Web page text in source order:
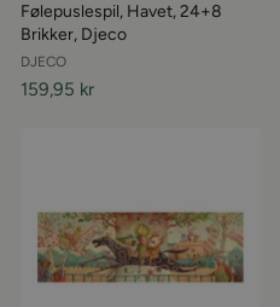
Følepuslespil, Havet, 24+8
Brikker, Djeco
DJECO
159,95 kr